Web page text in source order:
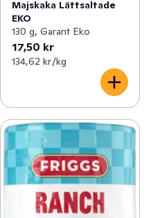
Majskaka Lättsaltade
EKO
130 g, Garant Eko
17,50 kr
134,62 kr /kg